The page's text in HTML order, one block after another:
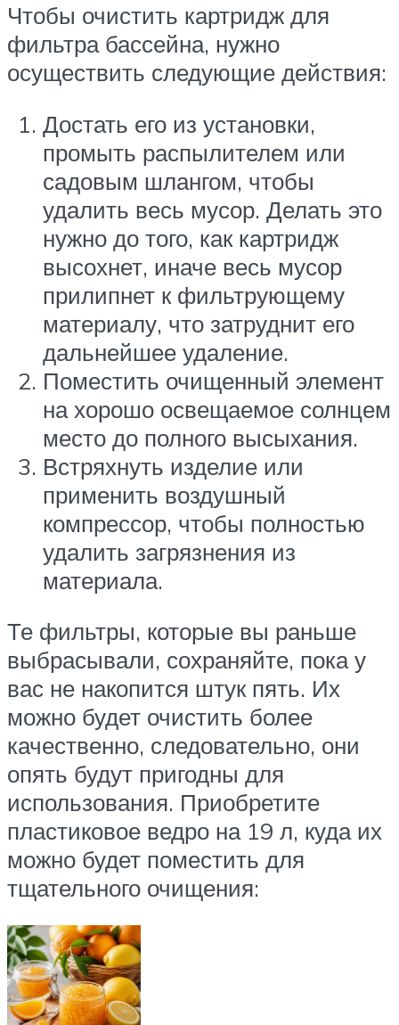
Чтобы очистить картридж для
фильтра бассейна, нужно
осуществить следующие действия:
Достать его из установки,
промыть распылителем или
садовым шлангом, чтобы
удалить весь мусор. Делать это
нужно до того, как картридж
высохнет, иначе весь мусор
прилипнет к фильтрующему
материалу, что затруднит его
дальнейшее удаление.
Поместить очищенный элемент
на хорошо освещаемое солнцем
место до полного высыхания.
Встряхнуть изделие или
применить воздушный
компрессор, чтобы полностью
удалить загрязнения из
материала.
Те фильтры, которые вы раньше
выбрасывали, сохраняйте, пока у
вас не накопится штук пять. Их
можно будет очистить более
качественно, следовательно, они
опять будут пригодны для
использования. Приобретите
пластиковое ведро на 19 л, куда их
можно будет поместить для
тщательного очищения: